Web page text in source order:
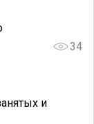
34
и